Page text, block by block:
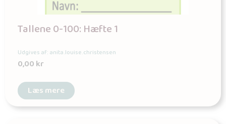
Tallene 0-100: Hæfte 1
Udgives af: anita.louise.christensen
0,00kr
Læs mere